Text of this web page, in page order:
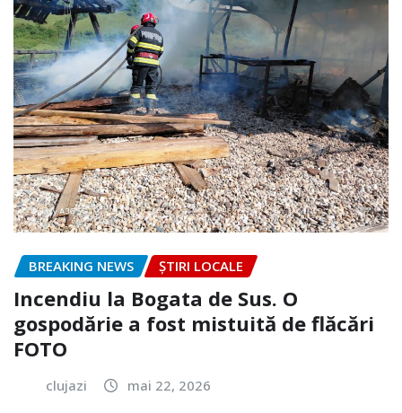
BREAKING NEWS ȘTIRI LOCALE
Incendiu la Bogata de Sus. O
gospodărie a fost mistuită de flăcări
FOTO
clujazi mai 22, 2026